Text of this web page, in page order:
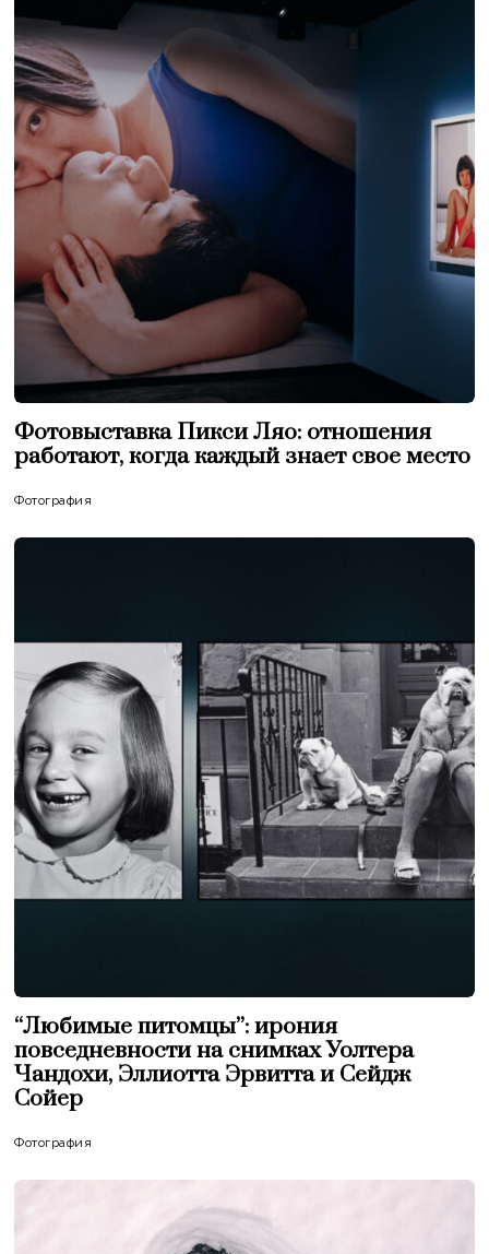
Фотовыставка Пикси Ляо: отношения
работают, когда каждый знает свое место
Фотография
“Любимые питомцы”: ирония
повседневности на снимках Уолтера
Чандохи, Эллиотта Эрвитта и Сейдж
Сойер
Фотография